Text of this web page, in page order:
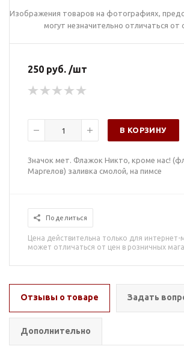
Изображения товаров на фотографиях,
могут незначительно отличаться от
250 руб. /шт
В КОРЗИНУ
Значок мет. Флажок Никто, кроме нас!
Маргелов) заливка смолой, на пимсе
Поделиться
Цена действительна только для интернет-
может отличаться от цен в розничных
Отзывы о товаре Задать
Дополнительно